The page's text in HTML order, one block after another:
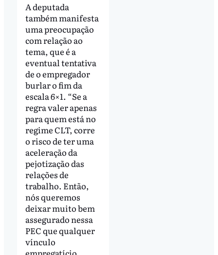
A deputada
também manifesta
uma preocupação
com relação ao
tema, que é a
eventual tentativa
de o empregador
burlar o fim da
escala 6×1. “Se a
regra valer apenas
para quem está no
regime CLT, corre
o risco de ter uma
aceleração da
pejotização das
relações de
trabalho. Então,
nós queremos
deixar muito bem
assegurado nessa
PEC que qualquer
vínculo